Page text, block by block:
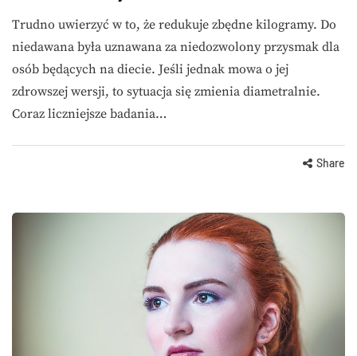
Trudno uwierzyć w to, że redukuje zbędne kilogramy. Do
niedawana była uznawana za niedozwolony przysmak dla
osób będących na diecie. Jeśli jednak mowa o jej
zdrowszej wersji, to sytuacja się zmienia diametralnie.
Coraz liczniejsze badania…
Share